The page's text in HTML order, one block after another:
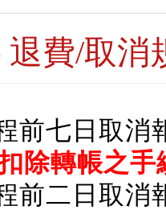
退費/取消
前七日取消
除轉帳之手
前二日 取消